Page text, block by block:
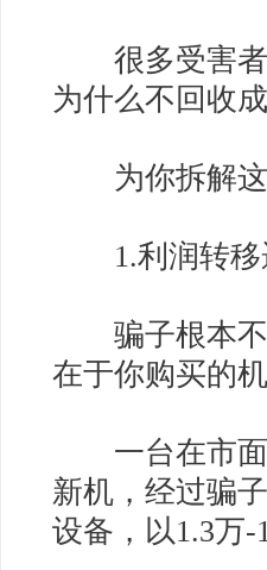
很多受害者
为什么不回收
为你拆解这
1.利润转移
骗子根本不
在于你购买的机
一台在市面
新机，经过骗
设备，以1.3万